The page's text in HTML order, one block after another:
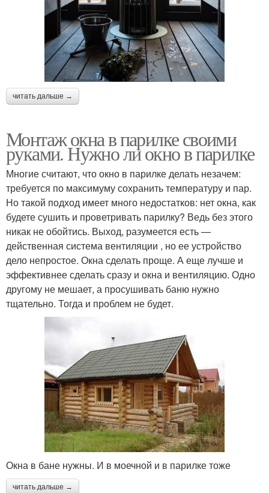
читать дальше →
Монтаж окна в парилке своими
руками. Нужно ли окно в парилке
Многие считают, что окно в парилке делать незачем:
требуется по максимуму сохранить температуру и пар.
Но такой подход имеет много недостатков: нет окна, как
будете сушить и проветривать парилку? Ведь без этого
никак не обойтись. Выход, разумеется есть —
действенная система вентиляции , но ее устройство
дело непростое. Окна сделать проще. А еще лучше и
эффективнее сделать сразу и окна и вентиляцию. Одно
другому не мешает, а просушивать баню нужно
тщательно. Тогда и проблем не будет.
Окна в бане нужны. И в моечной и в парилке тоже
читать дальше →